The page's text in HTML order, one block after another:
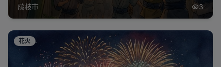
藤枝市 3
花火